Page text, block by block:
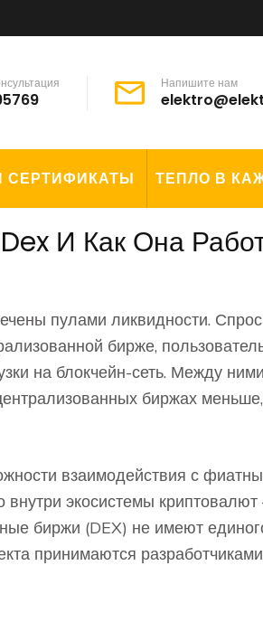
Напишите нам
СЕРТИФИКАТЫ ТЕПЛО В
И Как Она
пулами ликвидности.
бирже,
на блокчейн-сеть. Между
биржах
взаимодействия с
внутри экосистемы
биржи (DEX) не имеют
принимаются